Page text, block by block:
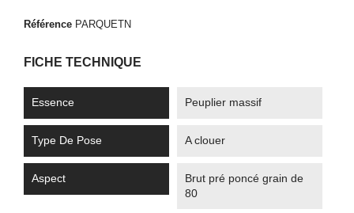
Référence PARQUETN
FICHE TECHNIQUE
Essence Peuplier massif
Type De Pose A clouer
Aspect
Brut pré poncé grain de
80